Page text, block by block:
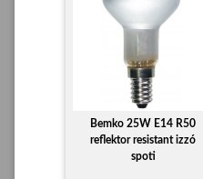
Bemko 25W E14 R50
reflektor resistant izzó
spoti